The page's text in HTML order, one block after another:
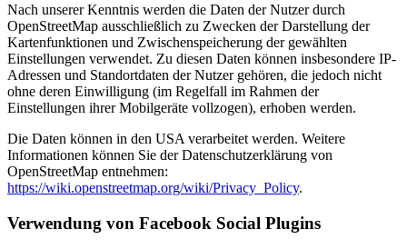
Nach unserer Kenntnis werden die Daten der Nutzer durch
OpenStreetMap ausschließlich zu Zwecken der Darstellung der
Kartenfunktionen und Zwischenspeicherung der gewählten
Einstellungen verwendet. Zu diesen Daten können insbesondere IP-
Adressen und Standortdaten der Nutzer gehören, die jedoch nicht
ohne deren Einwilligung (im Regelfall im Rahmen der
Einstellungen ihrer Mobilgeräte vollzogen), erhoben werden.
Die Daten können in den USA verarbeitet werden. Weitere
Informationen können Sie der Datenschutzerklärung von
OpenStreetMap entnehmen:
https://wiki.openstreetmap.org/wiki/Privacy_Policy.
Verwendung von Facebook Social Plugins